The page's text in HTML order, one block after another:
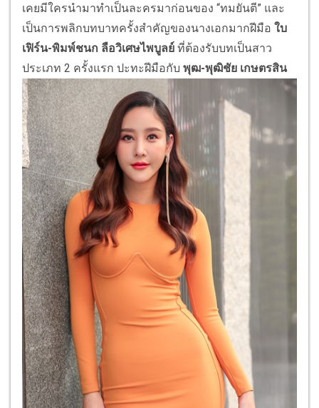
เคยมีใครนำมาทำเป็นละครมาก่อนของ “ทมยันตี” และ
เป็นการพลิกบทบาทครั้งสำคัญของนางเอกมากฝีมือ ใบ
เฟิร์น-พิมพ์ชนก ลือวิเศษไพบูลย์ ที่ต้องรับบทเป็นสาว
ประเภท 2 ครั้งแรก ปะทะฝีมือกับ พุฒ-พุฒิชัย เกษตรสิน